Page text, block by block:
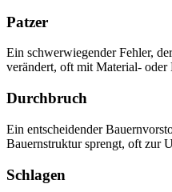
Patzer
Ein schwerwiegender Fehler,
verändert, oft mit Material- oder
Durchbruch
Ein entscheidender
Bauernstruktur sprengt, oft zur
Schlagen